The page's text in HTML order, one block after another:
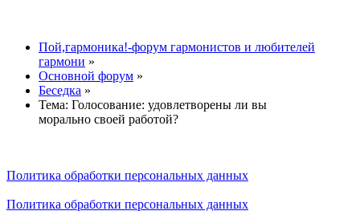
Пой,гармоника!-форум гармонистов и любителей
гармони »
Основной форум »
Беседка »
Тема: Голосование: удовлетворены ли вы
морально своей работой?
Политика обработки персональных данных
Политика обработки персональных данных